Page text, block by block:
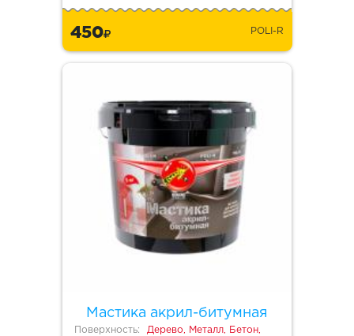
450 POLI-R
Мастика акрил-битумная
Поверхность:
Дерево, Металл, Бетон,